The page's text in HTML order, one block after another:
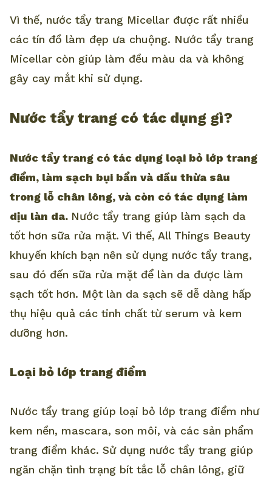
Vì thế, nước tẩy trang Micellar được rất nhiều
các tín đồ làm đẹp ưa chuộng. Nước tẩy trang
Micellar còn giúp làm đều màu da và không
gây cay mắt khi sử dụng.
Nước tẩy trang có tác dụng gì?
Nước tẩy trang có tác dụng loại bỏ lớp trang
điểm, làm sạch bụi bẩn và dầu thừa sâu
trong lỗ chân lông, và còn có tác dụng làm
dịu làn da. Nước tẩy trang giúp làm sạch da
tốt hơn sữa rửa mặt. Vì thế, All Things Beauty
khuyến khích bạn nên sử dụng nước tẩy trang,
sau đó đến sữa rửa mặt để làn da được làm
sạch tốt hơn. Một làn da sạch sẽ dễ dàng hấp
thụ hiệu quả các tinh chất từ serum và kem
dưỡng hơn.
Loại bỏ lớp trang điểm
Nước tẩy trang giúp loại bỏ lớp trang điểm như
kem nền, mascara, son môi, và các sản phẩm
trang điểm khác. Sử dụng nước tẩy trang giúp
ngăn chặn tình trạng bít tắc lỗ chân lông, giữ